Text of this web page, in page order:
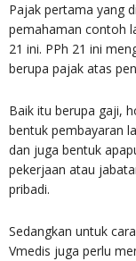
Pajak pertama yang
pemahaman contoh
21 ini. PPh 21 ini
berupa pajak atas
Baik itu berupa gaji,
bentuk pembayaran
dan juga bentuk
pekerjaan atau
pribadi.
Sedangkan untuk
Vmedis juga perlu